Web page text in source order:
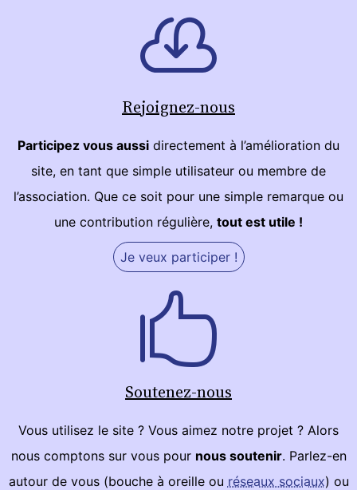
Rejoignez-nous
Participez vous aussi directement à l’amélioration du
site, en tant que simple utilisateur ou membre de
l’association. Que ce soit pour une simple remarque ou
une contribution régulière, tout est utile !
Je veux participer !
Soutenez-nous
Vous utilisez le site ? Vous aimez notre projet ? Alors
nous comptons sur vous pour nous soutenir. Parlez-en
autour de vous (bouche à oreille ou réseaux sociaux) ou